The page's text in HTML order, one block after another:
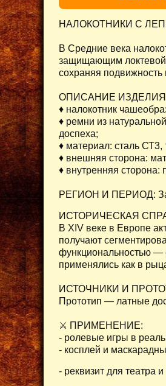
НАЛОКОТНИКИ С
В Средние века
защищающим локтевой
сохраняя подвижность
ОПИСАНИЕ ИЗДЕЛИЯ
♦ налокотник
♦ ремни из
доспеха;
♦ материал: сталь
♦ внешняя сторона:
♦ внутренняя сторона:
РЕГИОН И ПЕРИОД:
ИСТОРИЧЕСКАЯ
В XIV веке в Европе
получают
функциональностью —
применялись как в
ИСТОЧНИКИ И
Прототип — латные
⚔ ПРИМЕНЕНИЕ:
- ролевые игры в
- косплей и
- реквизит для театра и